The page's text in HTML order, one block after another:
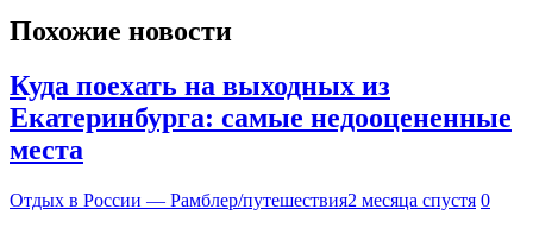
Похожие новости
Куда поехать на выходных из
Екатеринбурга: самые недооцененные
места
Отдых в России — Рамблер/путешествия2 месяца спустя 0